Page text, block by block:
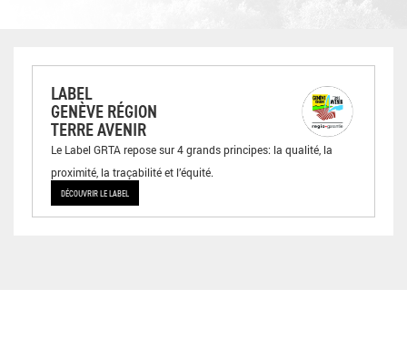
LABEL
GENÈVE RÉGION
TERRE AVENIR
Le Label GRTA repose sur 4 grands principes: la qualité, la
proximité, la traçabilité et l’équité.
DÉCOUVRIR LE LABEL